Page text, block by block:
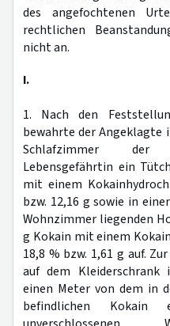
des angefochtenen
rechtlichen
nicht an.
I.
1. Nach den
bewahrte der Angeklagte
Schlafzimmer der
Lebensgefährtin ein
mit einem
bzw. 12,16 g sowie in
Wohnzimmer liegenden
g Kokain mit einem
18,8 % bzw. 1,61 g auf.
auf dem Kleiderschrank
einen Meter von dem in
befindlichen